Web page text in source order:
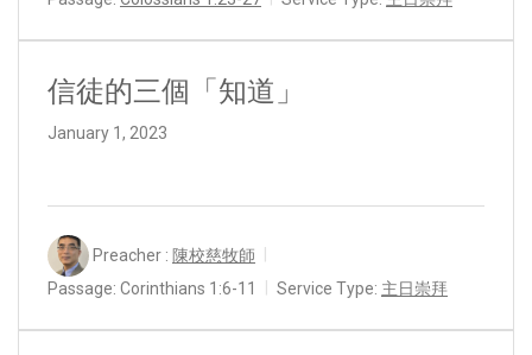
信徒的三個「知道」
January 1, 2023
Preacher : 陳校慈牧師
Passage: Corinthians 1:6-11 Service Type: 主日崇拜